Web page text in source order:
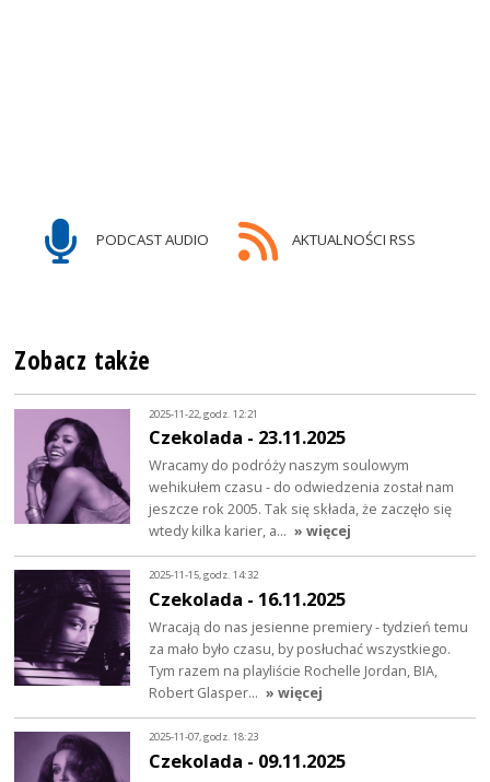
PODCAST AUDIO AKTUALNOŚCI RSS
Zobacz także
2025-11-22, godz. 12:21
Czekolada - 23.11.2025
Wracamy do podróży naszym soulowym
wehikułem czasu - do odwiedzenia został nam
jeszcze rok 2005. Tak się składa, że zaczęło się
wtedy kilka karier, a… » więcej
2025-11-15, godz. 14:32
Czekolada - 16.11.2025
Wracają do nas jesienne premiery - tydzień temu
za mało było czasu, by posłuchać wszystkiego.
Tym razem na playliście Rochelle Jordan, BIA,
Robert Glasper… » więcej
2025-11-07, godz. 18:23
Czekolada - 09.11.2025